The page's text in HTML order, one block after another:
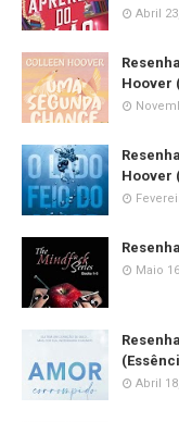
Abril
Hoover
Hoover
Maio
Abril